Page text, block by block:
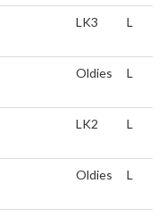
LK3 L
Oldies L
LK2 L
Oldies L